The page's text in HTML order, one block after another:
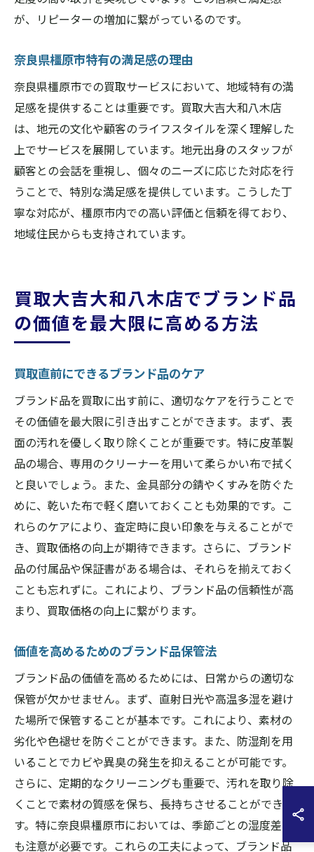
が、リピーターの増加に繋がっているのです。
奈良県橿原市特有の満足感の理由
奈良県橿原市での買取サービスにおいて、地域特有の満
足感を提供することは重要です。買取大吉大和八木店
は、地元の文化や顧客のライフスタイルを深く理解した
上でサービスを展開しています。地元出身のスタッフが
顧客との会話を重視し、個々のニーズに応じた対応を行
うことで、特別な満足感を提供しています。こうした丁
寧な対応が、橿原市内での高い評価と信頼を得ており、
地域住民からも支持されています。
買取大吉大和八木店でブランド品
の価値を最大限に高める方法
買取直前にできるブランド品のケア
ブランド品を買取に出す前に、適切なケアを行うことで
その価値を最大限に引き出すことができます。まず、表
面の汚れを優しく取り除くことが重要です。特に皮革製
品の場合、専用のクリーナーを用いて柔らかい布で拭く
と良いでしょう。また、金具部分の錆やくすみを防ぐた
めに、乾いた布で軽く磨いておくことも効果的です。こ
れらのケアにより、査定時に良い印象を与えることがで
き、買取価格の向上が期待できます。さらに、ブランド
品の付属品や保証書がある場合は、それらを揃えておく
ことも忘れずに。これにより、ブランド品の信頼性が高
まり、買取価格の向上に繋がります。
価値を高めるためのブランド品保管法
ブランド品の価値を高めるためには、日常からの適切な
保管が欠かせません。まず、直射日光や高温多湿を避け
た場所で保管することが基本です。これにより、素材の
劣化や色褪せを防ぐことができます。また、防湿剤を用
いることでカビや異臭の発生を抑えることが可能です。
さらに、定期的なクリーニングも重要で、汚れを取り除
くことで素材の質感を保ち、長持ちさせることができま
す。特に奈良県橿原市においては、季節ごとの湿度差に
も注意が必要です。これらの工夫によって、ブランド品